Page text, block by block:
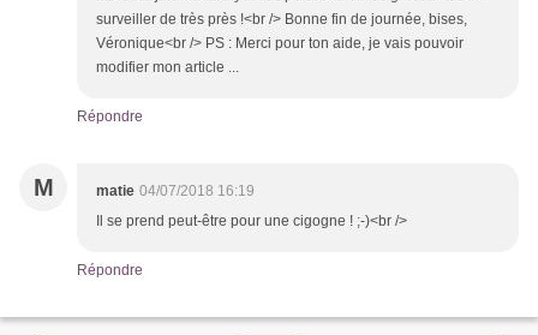
surveiller de très près !<br /> Bonne fin de journée, bises,
Véronique<br /> PS : Merci pour ton aide, je vais pouvoir
modifier mon article ...
Répondre
M matie 04/07/2018 16:19
Il se prend peut-être pour une cigogne ! ;-)<br />
Répondre